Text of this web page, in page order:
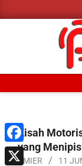
to
MenuKisah
yang
AMIER 11
Facebook